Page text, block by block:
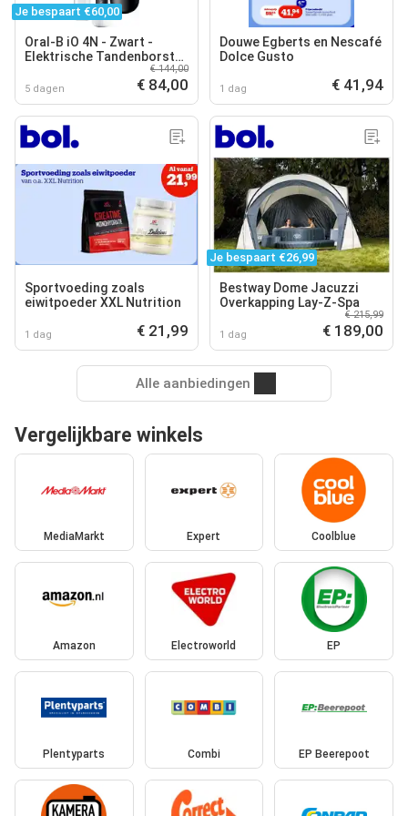
Je bespaart €60,00
Oral-B iO 4N - Zwart -
Elektrische Tandenborstel
- Ontworpen Door Braun
5 dagen
€ 144,00
€ 84,00
Douwe Egberts en Nescafé
Dolce Gusto
1 dag € 41,94
Sportvoeding zoals
eiwitpoeder XXL Nutrition
1 dag € 21,99
Je bespaart €26,99
Bestway Dome Jacuzzi
Overkapping Lay-Z-Spa
1 dag
€ 215,99
€ 189,00
Alle aanbiedingen
Vergelijkbare winkels
MediaMarkt Expert Coolblue
Amazon Electroworld EP
Plentyparts Combi EP Beerepoot